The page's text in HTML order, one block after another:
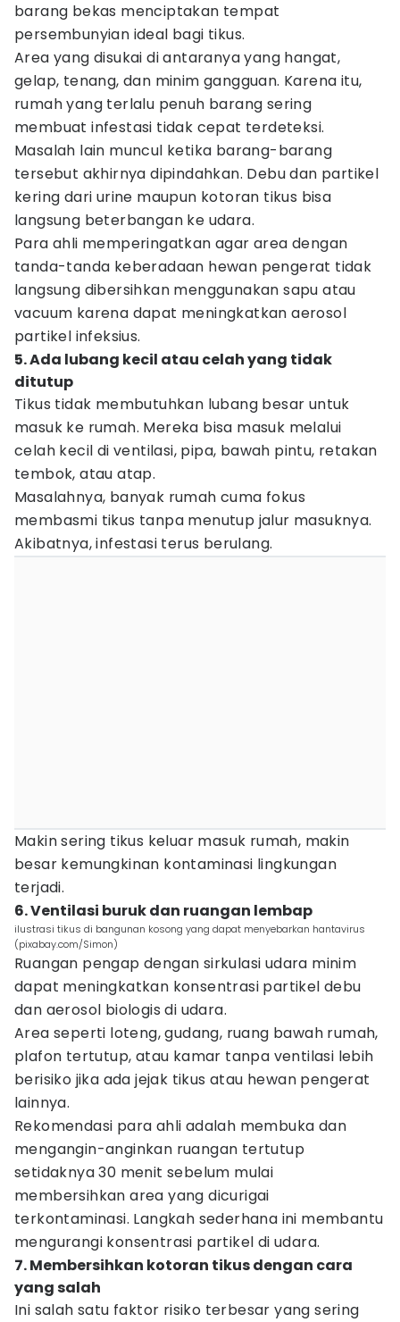
barang bekas menciptakan tempat
persembunyian ideal bagi tikus.
Area yang disukai di antaranya yang hangat,
gelap, tenang, dan minim gangguan. Karena itu,
rumah yang terlalu penuh barang sering
membuat infestasi tidak cepat terdeteksi.
Masalah lain muncul ketika barang-barang
tersebut akhirnya dipindahkan. Debu dan partikel
kering dari urine maupun kotoran tikus bisa
langsung beterbangan ke udara.
Para ahli memperingatkan agar area dengan
tanda-tanda keberadaan hewan pengerat tidak
langsung dibersihkan menggunakan sapu atau
vacuum karena dapat meningkatkan aerosol
partikel infeksius.
5. Ada lubang kecil atau celah yang tidak
ditutup
Tikus tidak membutuhkan lubang besar untuk
masuk ke rumah. Mereka bisa masuk melalui
celah kecil di ventilasi, pipa, bawah pintu, retakan
tembok, atau atap.
Masalahnya, banyak rumah cuma fokus
membasmi tikus tanpa menutup jalur masuknya.
Akibatnya, infestasi terus berulang.
Makin sering tikus keluar masuk rumah, makin
besar kemungkinan kontaminasi lingkungan
terjadi.
6. Ventilasi buruk dan ruangan lembap
ilustrasi tikus di bangunan kosong yang dapat menyebarkan hantavirus
(pixabay.com/Simon)
Ruangan pengap dengan sirkulasi udara minim
dapat meningkatkan konsentrasi partikel debu
dan aerosol biologis di udara.
Area seperti loteng, gudang, ruang bawah rumah,
plafon tertutup, atau kamar tanpa ventilasi lebih
berisiko jika ada jejak tikus atau hewan pengerat
lainnya.
Rekomendasi para ahli adalah membuka dan
mengangin-anginkan ruangan tertutup
setidaknya 30 menit sebelum mulai
membersihkan area yang dicurigai
terkontaminasi. Langkah sederhana ini membantu
mengurangi konsentrasi partikel di udara.
7. Membersihkan kotoran tikus dengan cara
yang salah
Ini salah satu faktor risiko terbesar yang sering